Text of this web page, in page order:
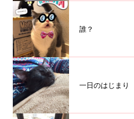
誰？
一日のはじまり